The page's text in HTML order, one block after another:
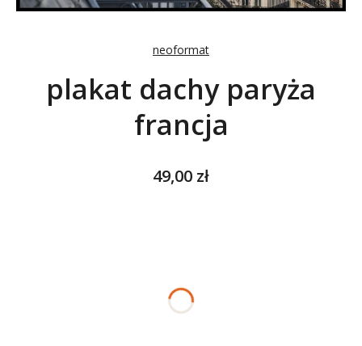
neoformat
plakat dachy paryża
francja
Cena
49,00 zł